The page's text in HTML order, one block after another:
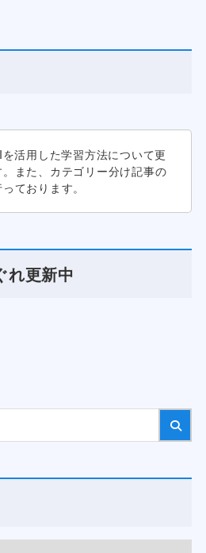
活用した学習方法について更
。また、カテゴリー分け記事の
ております。
れ更新中